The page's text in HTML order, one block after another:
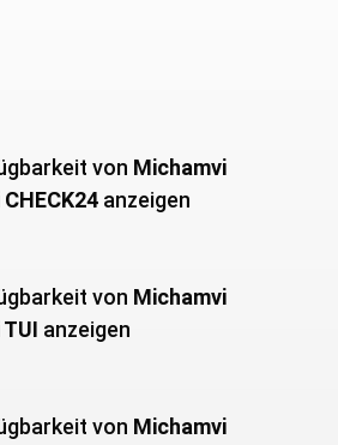
von Michamvi
anzeigen
von Michamvi
anzeigen
von Michamvi